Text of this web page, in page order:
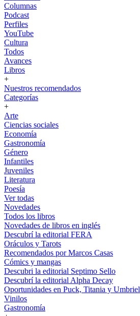
Columnas
Podcast
Perfiles
YouTube
Cultura
Todos
Avances
Libros
+
Nuestros recomendados
Categorías
+
Arte
Ciencias sociales
Economía
Gastronomía
Género
Infantiles
Juveniles
Literatura
Poesía
Ver todas
Novedades
Todos los libros
Novedades de libros en inglés
Descubrí la editorial FERA
Oráculos y Tarots
Recomendados por Marcos Casas
Cómics y mangas
Descubri la editorial Septimo Sello
Descubrí la editorial Alpha Decay
Oportunidades en Puck, Titania y Umbriel
Vinilos
Gastronomía